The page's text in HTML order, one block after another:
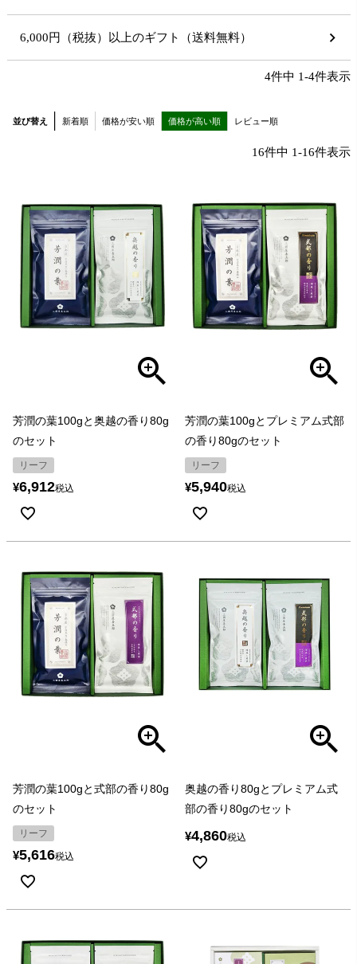
6,000円（税抜）以上のギフト（送料無料）
4件中 1-4件表示
並び替え 新着順 価格が安い順 価格が高い順 レビュー順
16件中 1-16件表示
芳潤の葉100gと奥越の香り80g
のセット
リーフ
¥6,912税込
芳潤の葉100gとプレミアム式部
の香り80gのセット
リーフ
¥5,940税込
芳潤の葉100gと式部の香り80g
のセット
リーフ
¥5,616税込
奥越の香り80gとプレミアム式
部の香り80gのセット
¥4,860税込